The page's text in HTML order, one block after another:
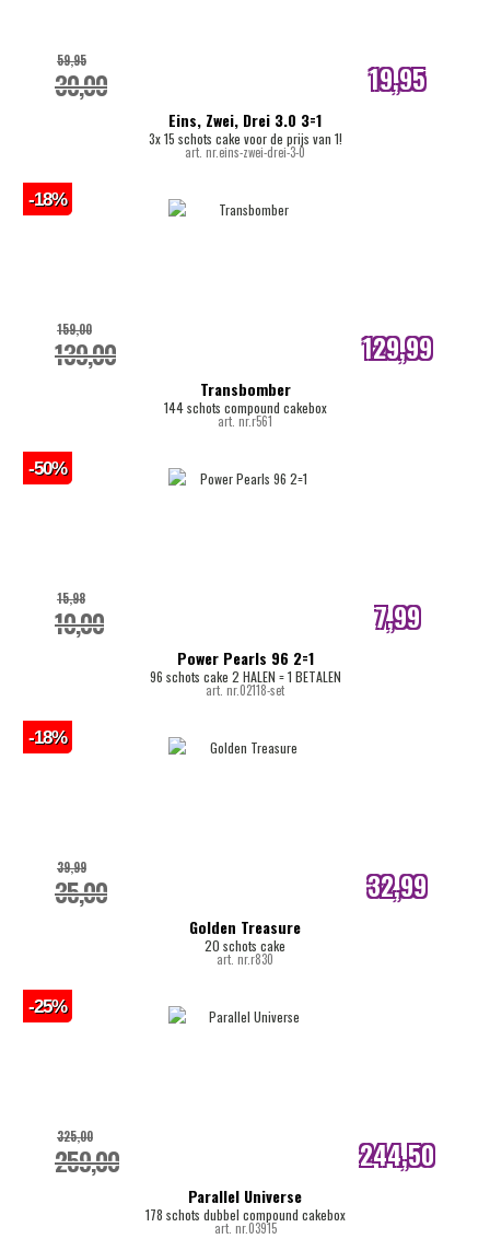
Eins, Zwei, Drei 3.0 3=1
3x 15 schots cake voor de prijs van 1!
art. nr.eins-zwei-drei-3-0
30,00
59,95 19,95
internetprijs
Transbomber
144 schots compound cakebox
art. nr.r561
139,00
159,00 129,99
internetprijs
-18%
Power Pearls 96 2=1
96 schots cake 2 HALEN = 1 BETALEN
art. nr.02118-set
10,00
15,98 7,99
internetprijs
-50%
Golden Treasure
20 schots cake
art. nr.r830
35,00
39,99 32,99
internetprijs
-18%
Parallel Universe
178 schots dubbel compound cakebox
art. nr.03915
259,00
325,00 244,50
internetprijs
-25%